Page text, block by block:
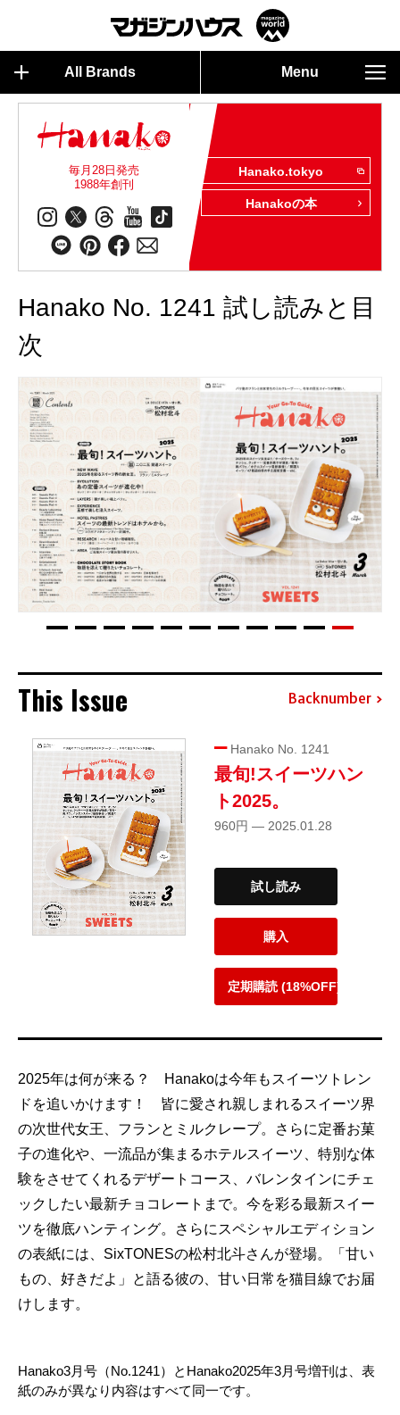
All Brands Menu
毎月28日発売
1988年創刊
Hanako.tokyo
Hanakoの本
Hanako No. 1241 試し読みと目
次
This Issue Backnumber
Hanako No. 1241
最旬!スイーツハン
ト2025。
960円 — 2025.01.28
試し読み
購入
定期購読 (18%OFF)
2025年は何が来る？ Hanakoは今年もスイーツトレン
ドを追いかけます！ 皆に愛され親しまれるスイーツ界
の次世代女王、フランとミルクレープ。さらに定番お菓
子の進化や、一流品が集まるホテルスイーツ、特別な体
験をさせてくれるデザートコース、バレンタインにチェ
ックしたい最新チョコレートまで。今を彩る最新スイー
ツを徹底ハンティング。さらにスペシャルエディション
の表紙には、SixTONESの松村北斗さんが登場。「甘い
もの、好きだよ」と語る彼の、甘い日常を猫目線でお届
けします。
Hanako3月号（No.1241）とHanako2025年3月号増刊は、表
紙のみが異なり内容はすべて同一です。